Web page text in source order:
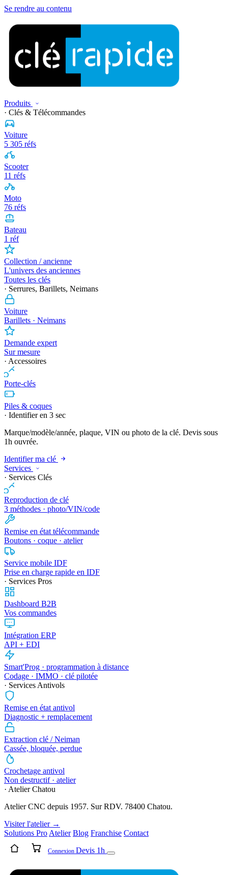
Se rendre au contenu
Produits
· Clés & Télécommandes
Voiture
5 305 réfs
Scooter
11 réfs
Moto
76 réfs
Bateau
1 réf
Collection / ancienne
L'univers des anciennes
Toutes les clés
· Serrures, Barillets, Neimans
Voiture
Barillets · Neimans
Demande expert
Sur mesure
· Accessoires
Porte-clés
Piles & coques
· Identifier en 3 sec
Marque/modèle/année, plaque, VIN ou photo de la clé. Devis sous
1h ouvrée.
Identifier ma clé
Services
· Services Clés
Reproduction de clé
3 méthodes · photo/VIN/code
Remise en état télécommande
Boutons · coque · atelier
Service mobile IDF
Prise en charge rapide en IDF
· Services Pros
Dashboard B2B
Vos commandes
Intégration ERP
API + EDI
Smart'Prog · programmation à distance
Codage · IMMO · clé pilotée
· Services Antivols
Remise en état antivol
Diagnostic + remplacement
Extraction clé / Neiman
Cassée, bloquée, perdue
Crochetage antivol
Non destructif · atelier
· Atelier Chatou
Atelier CNC depuis 1957. Sur RDV. 78400 Chatou.
Visiter l'atelier →
Solutions Pro Atelier Blog Franchise Contact
Connexion Devis 1h